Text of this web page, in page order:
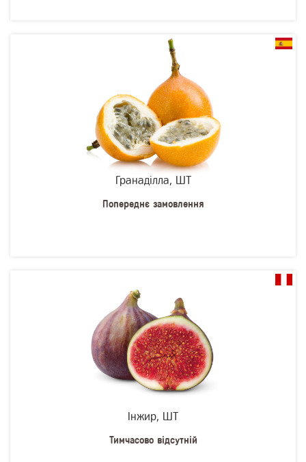
Гранаділла, ШТ
Попереднє замовлення
Інжир, ШТ
Тимчасово відсутній